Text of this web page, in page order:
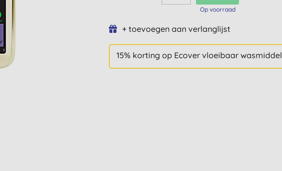
Op voorraad
+ toevoegen aan verlanglijst
15% korting op Ecover vloeibaar wasmiddel